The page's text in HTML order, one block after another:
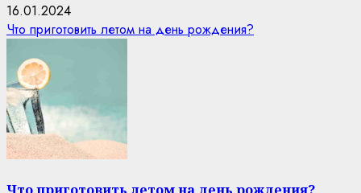
16.01.2024
Что приготовить летом на день рождения?